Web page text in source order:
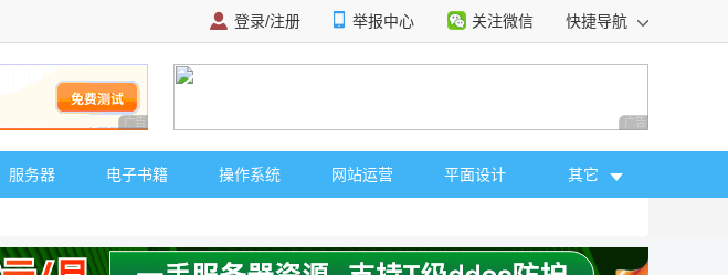
登录/注册 举报中心 关注微信 快捷导航
广告 商业广告，理性选择 广告 商业广告，理
服务器 电子书籍 操作系统 网站运营 平面设计 其它